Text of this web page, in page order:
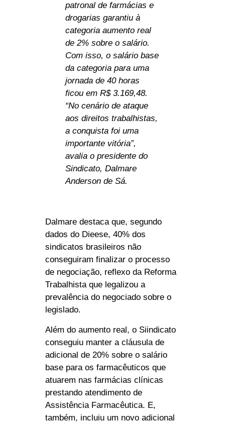
patronal de farmácias e
drogarias garantiu à
categoria aumento real
de 2% sobre o salário.
Com isso, o salário base
da categoria para uma
jornada de 40 horas
ficou em R$ 3.169,48.
“No cenário de ataque
aos direitos trabalhistas,
a conquista foi uma
importante vitória”,
avalia o presidente do
Sindicato, Dalmare
Anderson de Sá.
Dalmare destaca que, segundo
dados do Dieese, 40% dos
sindicatos brasileiros não
conseguiram finalizar o processo
de negociação, reflexo da Reforma
Trabalhista que legalizou a
prevalência do negociado sobre o
legislado.
Além do aumento real, o Siindicato
conseguiu manter a cláusula de
adicional de 20% sobre o salário
base para os farmacêuticos que
atuarem nas farmácias clínicas
prestando atendimento de
Assistência Farmacêutica. E,
também, incluiu um novo adicional